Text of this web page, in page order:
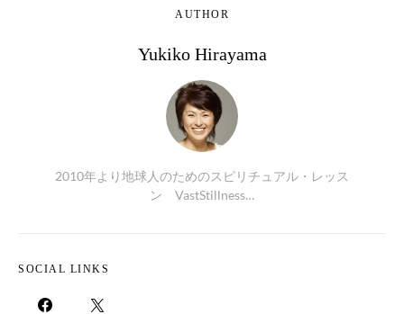
AUTHOR
Yukiko Hirayama
2010年より地球人のためのスピリチュアル・レッス
ン VastStillness…
SOCIAL LINKS